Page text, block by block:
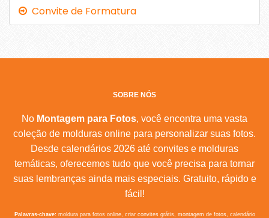
Convite de Formatura
SOBRE NÓS
No Montagem para Fotos, você encontra uma vasta
coleção de molduras online para personalizar suas fotos.
Desde calendários 2026 até convites e molduras
temáticas, oferecemos tudo que você precisa para tornar
suas lembranças ainda mais especiais. Gratuito, rápido e
fácil!
Palavras-chave:moldura para fotos online, criar convites grátis, montagem de fotos, calendário